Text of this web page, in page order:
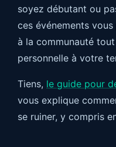
soyez débutant ou
ces événements
à la communauté
personnelle à votre
Tiens, le guide pour
vous explique
se ruiner, y compris